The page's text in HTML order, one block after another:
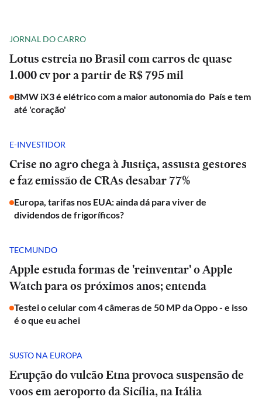
JORNAL DO CARRO
Lotus estreia no Brasil com carros de quase
1.000 cv por a partir de R$ 795 mil
BMW iX3 é elétrico com a maior autonomia do País e tem
até 'coração'
E-INVESTIDOR
Crise no agro chega à Justiça, assusta gestores
e faz emissão de CRAs desabar 77%
Europa, tarifas nos EUA: ainda dá para viver de
dividendos de frigoríficos?
TECMUNDO
Apple estuda formas de 'reinventar' o Apple
Watch para os próximos anos; entenda
Testei o celular com 4 câmeras de 50 MP da Oppo - e isso
é o que eu achei
SUSTO NA EUROPA
Erupção do vulcão Etna provoca suspensão de
voos em aeroporto da Sicília, na Itália